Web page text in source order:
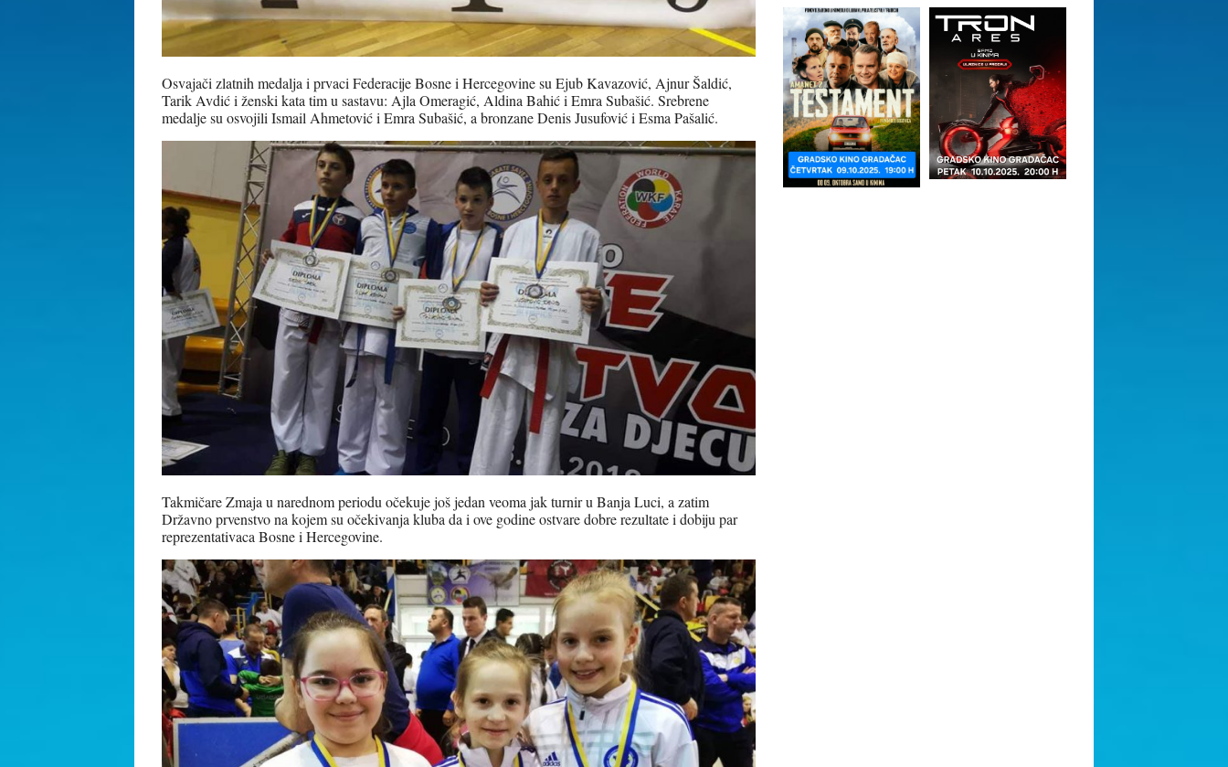
Osvajači zlatnih medalja i prvaci Federacije Bosne i Hercegovine su Ejub Kavazović, Ajnur Šaldić,
Tarik Avdić i ženski kata tim u sastavu: Ajla Omeragić, Aldina Bahić i Emra Subašić. Srebrene
medalje su osvojili Ismail Ahmetović i Emra Subašić, a bronzane Denis Jusufović i Esma Pašalić.
Takmičare Zmaja u narednom periodu očekuje još jedan veoma jak turnir u Banja Luci, a zatim
Državno prvenstvo na kojem su očekivanja kluba da i ove godine ostvare dobre rezultate i dobiju par
reprezentativaca Bosne i Hercegovine.